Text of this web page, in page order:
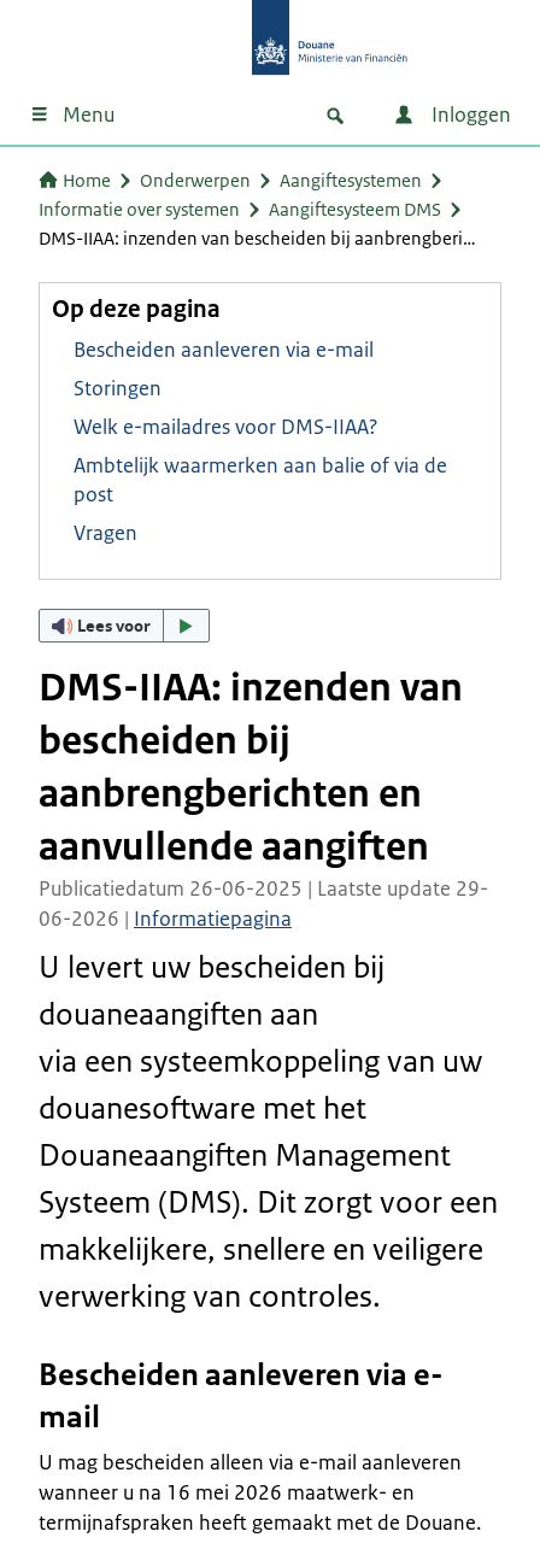
Menu Inloggen
Home Onderwerpen
Aangiftesystemen
Informatie over systemen
Aangiftesysteem DMS
DMS-IIAA: inzenden van bescheiden bij aanbrengberi…
Op deze pagina
Bescheiden aanleveren via e-mail
Storingen
Welk e-mailadres voor DMS-IIAA?
Ambtelijk waarmerken aan balie of via de
post
Vragen
Lees voor
DMS-IIAA: inzenden van
bescheiden bij
aanbrengberichten en
aanvullende aangiften
Publicatiedatum 26-06-2025 | Laatste update 29-
06-2026 | Informatiepagina
U levert uw bescheiden bij
douaneaangiften aan
via een systeemkoppeling van uw
douanesoftware met het
Douaneaangiften Management
Systeem (DMS). Dit zorgt voor een
makkelijkere, snellere en veiligere
verwerking van controles.
Bescheiden aanleveren via e-
mail
U mag bescheiden alleen via e-mail aanleveren
wanneer u na 16 mei 2026 maatwerk- en
termijnafspraken heeft gemaakt met de Douane.